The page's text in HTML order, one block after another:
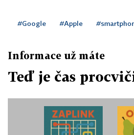
#Google #Apple
Informace už máte
Teď je čas